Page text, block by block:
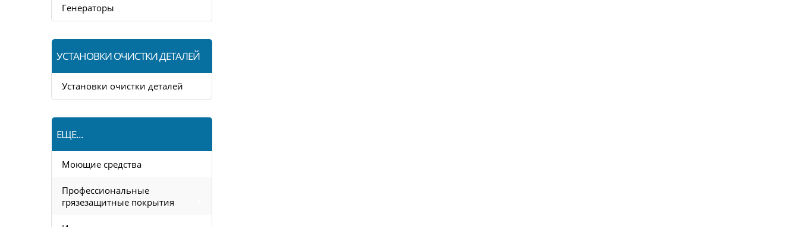
Генераторы
УСТАНОВКИ ОЧИСТКИ ДЕТАЛЕЙ
Установки очистки деталей
ЕЩЕ...
Моющие средства
Профессиональные
грязезащитные покрытия